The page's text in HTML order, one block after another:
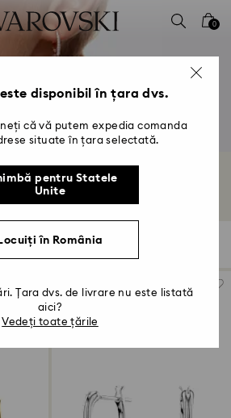
0
elegantă, cerceii noștri picătură din
Filtre
după
disponibil în țara dvs.
că vă putem expedia comanda
situate în țara selectată.
pentru Statele
Unite
Locuiți în România
Țara dvs. de livrare nu este listată
aici?
Vedeți toate țările